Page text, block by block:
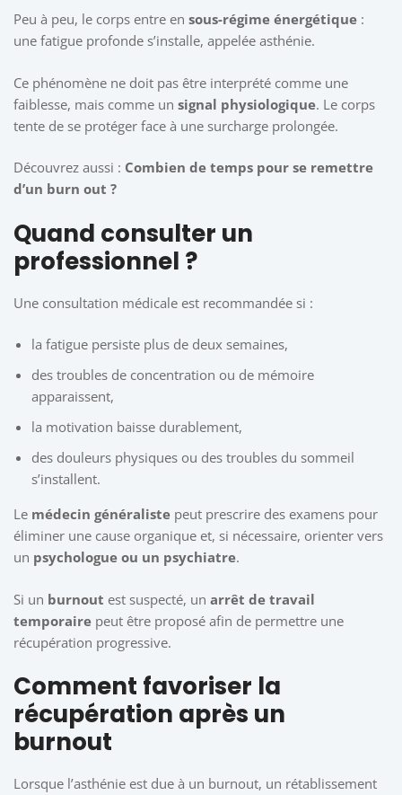
Peu à peu, le corps entre en sous-régime énergétique :
une fatigue profonde s’installe, appelée asthénie.
Ce phénomène ne doit pas être interprété comme une
faiblesse, mais comme un signal physiologique. Le corps
tente de se protéger face à une surcharge prolongée.
Découvrez aussi : Combien de temps pour se remettre
d’un burn out ?
Quand consulter un
professionnel ?
Une consultation médicale est recommandée si :
la fatigue persiste plus de deux semaines,
des troubles de concentration ou de mémoire
apparaissent,
la motivation baisse durablement,
des douleurs physiques ou des troubles du sommeil
s’installent.
Le médecin généraliste peut prescrire des examens pour
éliminer une cause organique et, si nécessaire, orienter vers
un psychologue ou un psychiatre.
Si un burnout est suspecté, un arrêt de travail
temporaire peut être proposé afin de permettre une
récupération progressive.
Comment favoriser la
récupération après un
burnout
Lorsque l’asthénie est due à un burnout, un rétablissement